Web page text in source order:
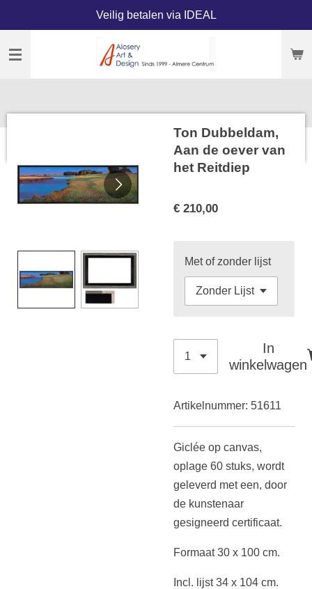
naar
Veilig betalen via IDEAL
Ton Dubbeldam,
Aan de oever van
het Reitdiep
€ 210,00
Met of zonder lijst
In
winkelwagen
Artikelnummer: 51611
Giclée op canvas,
oplage 60 stuks, wordt
geleverd met een, door
de kunstenaar
gesigneerd certificaat.
Formaat 30 x 100 cm.
Incl. lijst 34 x 104 cm.